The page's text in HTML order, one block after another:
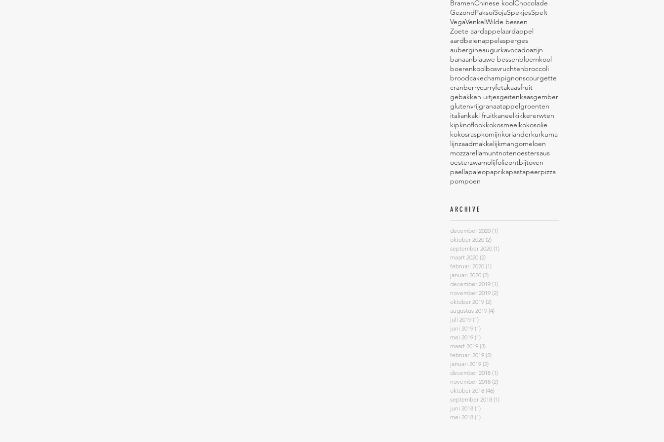
BramenChinese koolChocolade
GezondPaksoiSojaSpekjesSpelt
VegaVenkelWilde bessen
Zoete aardappelaardappel
aardbeienappelasperges
aubergineaugurkavocadoazijn
banaanblauwe bessenbloemkool
boerenkoolbosvruchtenbroccoli
broodcakechampignonscourgette
cranberrycurryfetakaasfruit
gebakken uitjesgeitenkaasgember
glutenvrijgranaatappelgroenten
italiankaki fruitkaneelkikkererwten
kipknoflookkokosmeelkokosolie
kokosraspkomijnkorianderkurkuma
lijnzaadmakkelijkmangomeloen
mozzarellamuntnotenoestersaus
oesterzwamolijfolieontbijtoven
paellapaleopaprikapastapeerpizza
pompoen
ARCHIVE
december 2020 (1)
oktober 2020 (2)
september 2020 (1)
maart 2020 (2)
februari 2020 (1)
januari 2020 (2)
december 2019 (1)
november 2019 (2)
oktober 2019 (2)
augustus 2019 (4)
juli 2019 (1)
juni 2019 (1)
mei 2019 (1)
maart 2019 (3)
februari 2019 (2)
januari 2019 (2)
december 2018 (1)
november 2018 (2)
oktober 2018 (46)
september 2018 (1)
juni 2018 (1)
mei 2018 (1)